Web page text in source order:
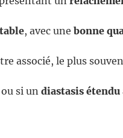
, avec unebonne
associé, le plus
ou si undiastasis étendu